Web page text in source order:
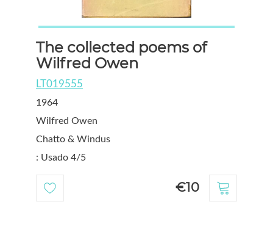
The collected poems of
Wilfred Owen
LT019555
1964
Wilfred Owen
Chatto & Windus
: Usado 4/5
€10